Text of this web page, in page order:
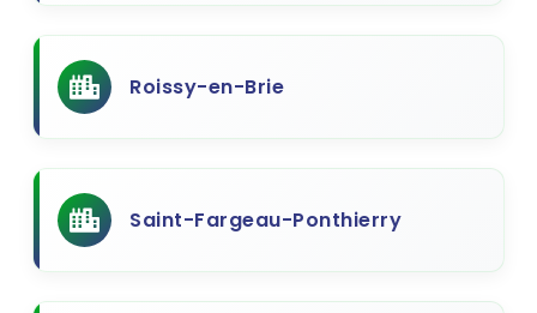
Roissy-en-Brie
Saint-Fargeau-Ponthierry